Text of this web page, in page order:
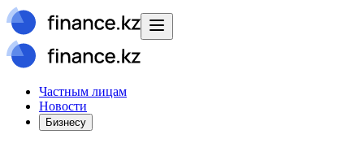
Частным лицам
Новости
Бизнесу